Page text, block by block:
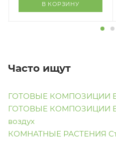
В КОРЗИНУ
Часто ищут
ГОТОВЫЕ КОМПОЗИЦИИ В
ГОТОВЫЕ КОМПОЗИЦИИ
воздух
КОМНАТНЫЕ РАСТЕНИЯ